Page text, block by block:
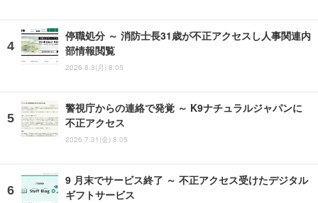
停職処分 ～ 消防士長31歳が不正アクセスし人事関連内
部情報閲覧
2026.8.3(月) 8:05
警視庁からの連絡で発覚 ～ K9ナチュラルジャパンに
不正アクセス
2026.7.31(金) 8:05
9 月末でサービス終了 ～ 不正アクセス受けたデジタル
ギフトサービス